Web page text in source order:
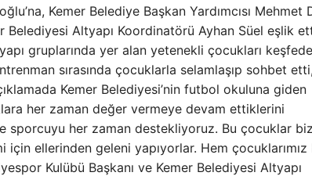
Kemer Belediye Başkan Yardımcısı Mehmet
Belediyesi Altyapı Koordinatörü Ayhan Süel eşlik
gruplarında yer alan yetenekli çocukları
sırasında çocuklarla selamlaşıp sohbet etti,
Kemer Belediyesi’nin futbol okuluna giden
her zaman değer vermeye devam ettiklerini
sporcuyu her zaman destekliyoruz. Bu çocuklar
için ellerinden geleni yapıyorlar. Hem çocuklarımız
Kulübü Başkanı ve Kemer Belediyesi Altyapı